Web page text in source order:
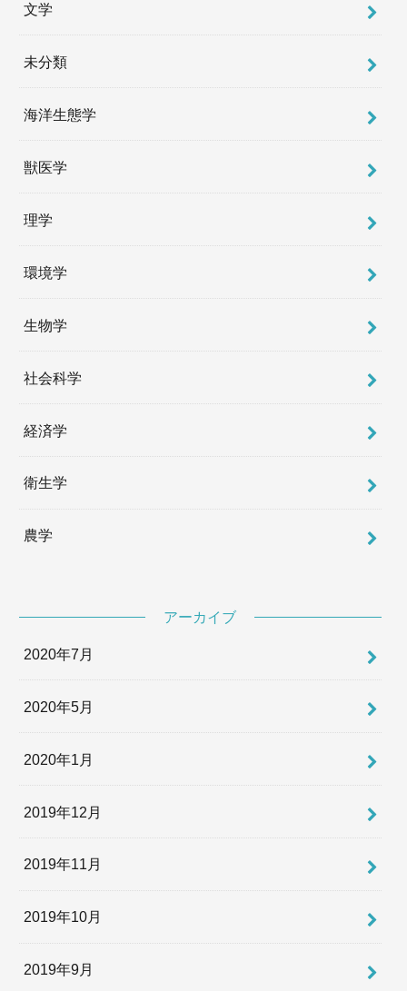
文学
未分類
海洋生態学
獣医学
理学
環境学
生物学
社会科学
経済学
衛生学
農学
アーカイブ
2020年7月
2020年5月
2020年1月
2019年12月
2019年11月
2019年10月
2019年9月